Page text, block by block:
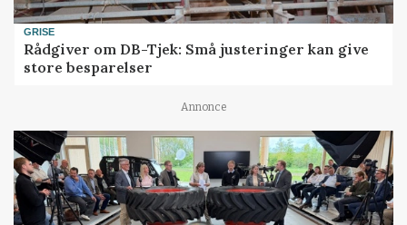
GRISE
Rådgiver om DB-Tjek: Små justeringer kan give
store besparelser
Annonce